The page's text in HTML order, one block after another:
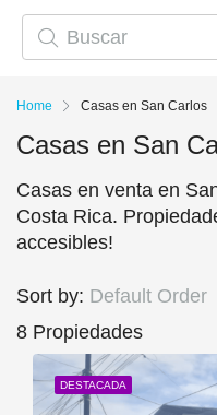
Home Casas en San Carlos
Casas en San
Casas en venta en
Costa Rica.
accesibles!
8 Propiedades
Sort by: Default Order
DESTACADA